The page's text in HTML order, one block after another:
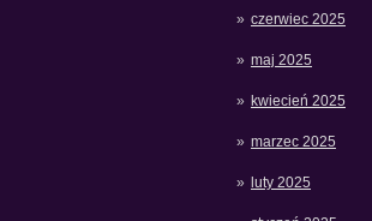
czerwiec 2025
maj 2025
kwiecień 2025
marzec 2025
luty 2025